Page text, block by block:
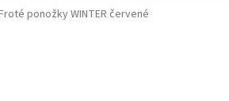
ponožky WINTER červené